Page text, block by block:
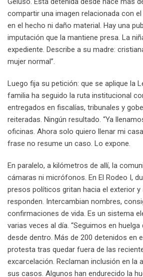
compartir una imagen relacionada con
en el hecho ni daño material. Hay una
imputación que la mantiene presa. La
expediente. Describe a su madre:
mujer normal”.
Luego fija su petición: que se aplique la
familia ha seguido la ruta institucional
entregados en fiscalías, tribunales y
reiteradas. Ningún resultado. “Ya
oficinas. Ahora solo quiero llenar mi
frase no resume un caso. Lo expone.
En paralelo, a kilómetros de allí, la
cámaras ni micrófonos. En El Rodeo I,
presos políticos gritan hacia el exterior
responden. Intercambian nombres,
confirmaciones de vida. Es un sistema
varias veces al día. “Seguimos en huelga
desde dentro. Más de 200 detenidos en
protesta tras quedar fuera de las
excarcelación. Reclaman inclusión en la
sus casos. Algunos han endurecido la